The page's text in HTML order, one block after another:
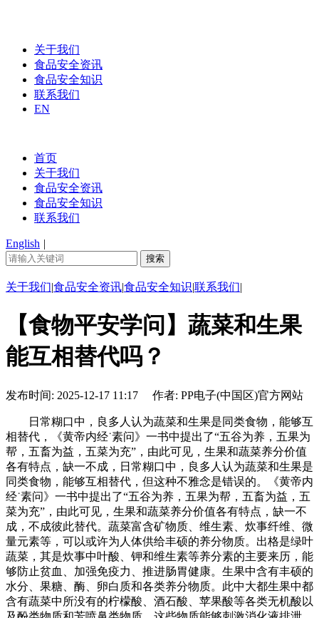
关于我们
食品安全资讯
食品安全知识
联系我们
EN
首页
关于我们
食品安全资讯
食品安全知识
联系我们
English |
关于我们|食品安全资讯|食品安全知识|联系我们|
【食物平安学问】蔬菜和生果
能互相替代吗？
发布时间: 2025-12-17 11:17 作者: PP电子(中国区)官方网站
日常糊口中，良多人认为蔬菜和生果是同类食物，能够互
相替代，《黄帝内经˙素问》一书中提出了“五谷为养，五果为
帮，五畜为益，五菜为充”，由此可见，生果和蔬菜养分价值
各有特点，缺一不成，日常糊口中，良多人认为蔬菜和生果是
同类食物，能够互相替代，但这种不雅念是错误的。《黄帝内
经˙素问》一书中提出了“五谷为养，五果为帮，五畜为益，五
菜为充”，由此可见，生果和蔬菜养分价值各有特点，缺一不
成，不成彼此替代。蔬菜富含矿物质、维生素、炊事纤维、微
量元素等，可以或许为人体供给丰硕的养分物质。出格是绿叶
蔬菜，其是炊事中叶酸、钾和维生素等养分素的主要来历，能
够防止贫血、加强免疫力、推进肠胃健康。生果中含有丰硕的
水分、果糖、酶、卵白质和各类养分物质。此中大都生果中都
含有蔬菜中所没有的柠檬酸、酒石酸、苹果酸等各类无机酸以